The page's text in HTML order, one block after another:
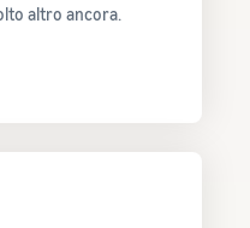
altro ancora.